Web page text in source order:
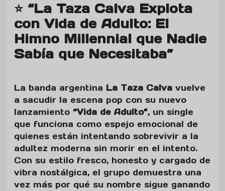
⭐ “La Taza Calva Explota
con Vida de Adulto: El
Himno Millennial que Nadie
Sabía que Necesitaba”
La banda argentina La Taza Calva vuelve
a sacudir la escena pop con su nuevo
lanzamiento “Vida de Adulto”, un single
que funciona como espejo emocional de
quienes están intentando sobrevivir a la
adultez moderna sin morir en el intento.
Con su estilo fresco, honesto y cargado de
vibra nostálgica, el grupo demuestra una
vez más por qué su nombre sigue ganando